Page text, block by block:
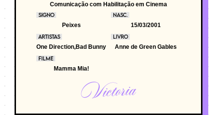
Comunicação com Habilitação em Cinema
SIGNO
Peixes
NASC.
15/03/2001
ARTISTAS
One Direction,Bad Bunny
LIVRO
Anne de Green Gables
FILME
Mamma Mia!
Victoria